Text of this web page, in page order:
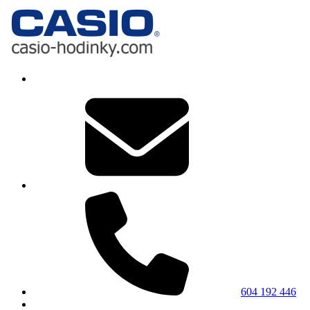
604 192 446